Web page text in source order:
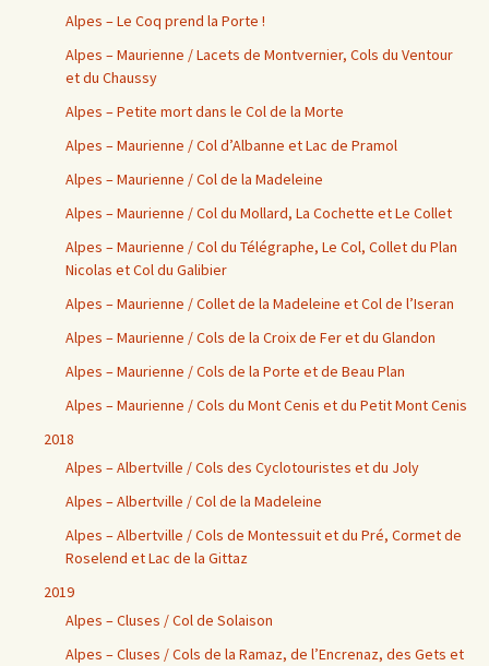
Alpes – Le Coq prend la Porte !
Alpes – Maurienne / Lacets de Montvernier, Cols du Ventour
et du Chaussy
Alpes – Petite mort dans le Col de la Morte
Alpes – Maurienne / Col d’Albanne et Lac de Pramol
Alpes – Maurienne / Col de la Madeleine
Alpes – Maurienne / Col du Mollard, La Cochette et Le Collet
Alpes – Maurienne / Col du Télégraphe, Le Col, Collet du Plan
Nicolas et Col du Galibier
Alpes – Maurienne / Collet de la Madeleine et Col de l’Iseran
Alpes – Maurienne / Cols de la Croix de Fer et du Glandon
Alpes – Maurienne / Cols de la Porte et de Beau Plan
Alpes – Maurienne / Cols du Mont Cenis et du Petit Mont Cenis
2018
Alpes – Albertville / Cols des Cyclotouristes et du Joly
Alpes – Albertville / Col de la Madeleine
Alpes – Albertville / Cols de Montessuit et du Pré, Cormet de
Roselend et Lac de la Gittaz
2019
Alpes – Cluses / Col de Solaison
Alpes – Cluses / Cols de la Ramaz, de l’Encrenaz, des Gets et